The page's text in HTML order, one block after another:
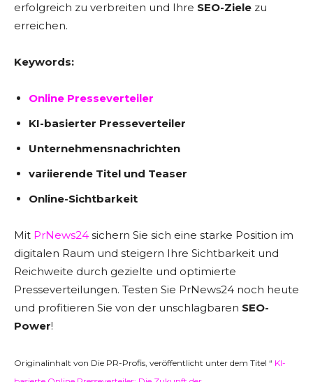
erfolgreich zu verbreiten und Ihre SEO-Ziele zu
erreichen.
Keywords:
Online Presseverteiler
KI-basierter Presseverteiler
Unternehmensnachrichten
variierende Titel und Teaser
Online-Sichtbarkeit
Mit PrNews24 sichern Sie sich eine starke Position im
digitalen Raum und steigern Ihre Sichtbarkeit und
Reichweite durch gezielte und optimierte
Presseverteilungen. Testen Sie PrNews24 noch heute
und profitieren Sie von der unschlagbaren SEO-
Power!
Originalinhalt von Die PR-Profis, veröffentlicht unter dem Titel “ KI-